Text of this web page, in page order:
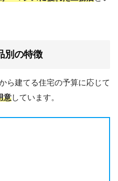
別の特徴
ら建てる住宅の予算に応じて
意しています。